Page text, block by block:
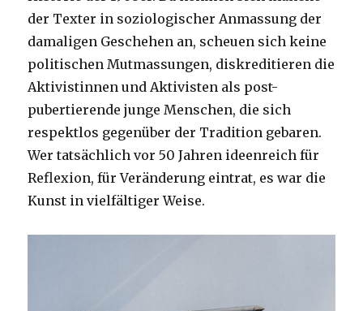
der Texter in soziologischer Anmassung der
damaligen Geschehen an, scheuen sich keine
politischen Mutmassungen, diskreditieren die
Aktivistinnen und Aktivisten als post-
pubertierende junge Menschen, die sich
respektlos gegenüber der Tradition gebaren.
Wer tatsächlich vor 50 Jahren ideenreich für
Reflexion, für Veränderung eintrat, es war die
Kunst in vielfältiger Weise.